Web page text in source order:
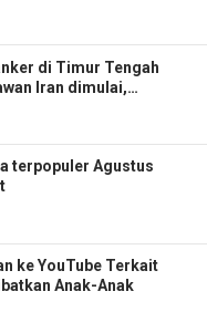
di Timur Tengah
Iran dimulai,
terpopuler Agustus
ke YouTube Terkait
Anak-Anak